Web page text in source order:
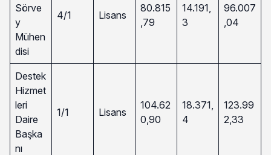
Sörve
y
Mühen
disi
4/1 Lisans
80.815
,79
14.191,
3
96.007
,04
Destek
Hizmet
leri
Daire
Başka
nı
1/1 Lisans
104.62
0,90
18.371,
4
123.99
2,33